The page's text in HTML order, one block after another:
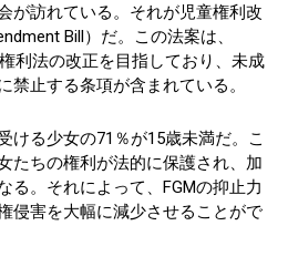
が訪れている。それが児童権利改
Bill）だ。この法案は、
利法の改正を目指しており、未成
禁止する条項が含まれている。
ける少女の71％が15歳未満だ。こ
たちの権利が法的に保護され、加
る。それによって、FGMの抑止力
侵害を大幅に減少させることがで